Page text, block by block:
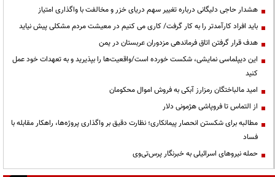
هشدار حاجی دلیگانی درباره تغییر سهم دریای خزر و مخالفت با واگذاری امتیاز
باید افراد کارآمدتر را به کار گرفت/ کاری می کنیم در معیشت مردم مشکلی پیش نیاید
هدف قرار گرفتن اتاق‌ فرماندهی مزدوران عربستان در یمن
این دیپلماسی نمایشی، شکست خورده است/واقعیت‌ها را بپذیرید و به تعهدات خود عمل
کنید
امید مالباختگان رمزارز آبکی به فروش اموال محکومان
از التماس تا فروپاشی هژمونی دلار
مطالبه برای شکستن انحصار پیمانکاری؛ نظارت دقیق بر واگذاری پروژه‌ها، راهکار مقابله با
فساد
حمله نیروهای اسرائیلی به خبرنگار پرس‌تی‌وی